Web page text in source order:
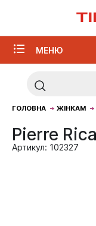
МЕНЮ
ГОЛОВНА ЖІНКАМ
Pierre
Артикул: 102327